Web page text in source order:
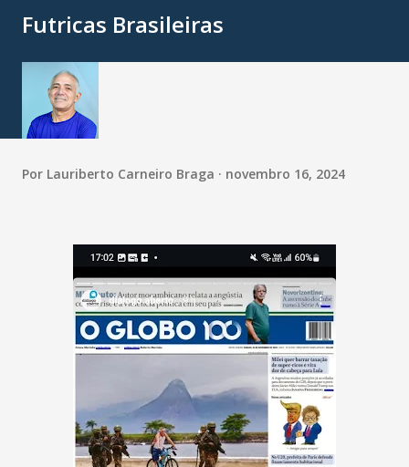
Futricas Brasileiras
Por Lauriberto Carneiro Braga novembro 16, 2024